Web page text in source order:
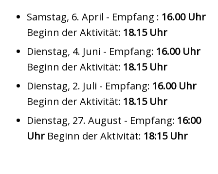
Samstag, 6. April - Empfang : 16.00 Uhr
Beginn der Aktivität: 18.15 Uhr
Dienstag, 4. Juni - Empfang: 16.00 Uhr
Beginn der Aktivität: 18.15 Uhr
Dienstag, 2. Juli - Empfang: 16.00 Uhr
Beginn der Aktivität: 18.15 Uhr
Dienstag, 27. August - Empfang: 16:00
Uhr Beginn der Aktivität: 18:15 Uhr